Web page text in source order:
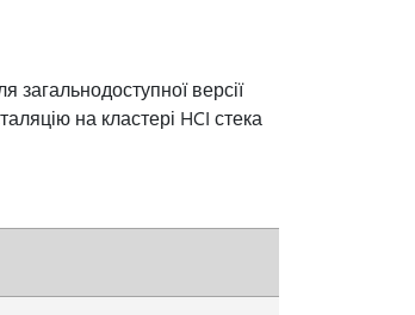
загальнодоступної версії
на кластері HCI стека